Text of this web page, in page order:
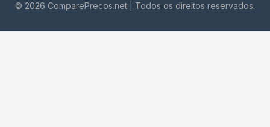
© 2026 ComparePrecos.net | Todos os direitos reservados.